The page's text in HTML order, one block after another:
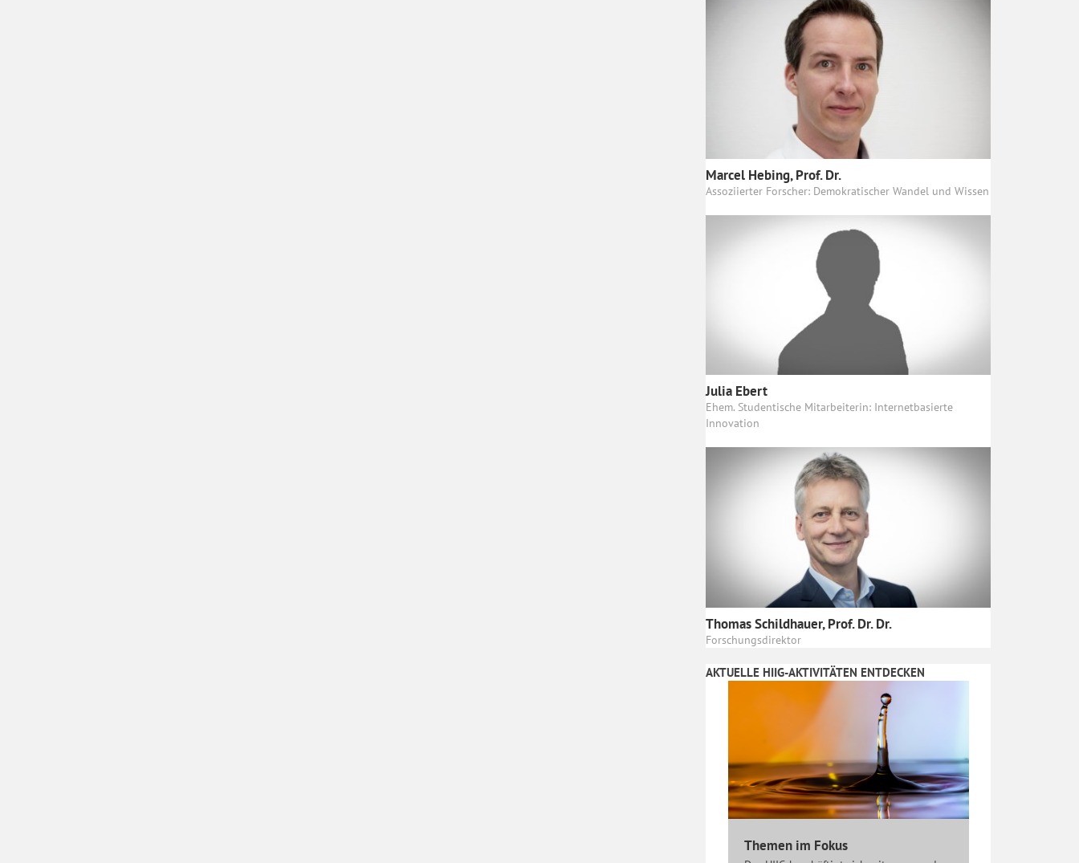
Marcel Hebing, Prof. Dr.
Assoziierter Forscher: Demokratischer Wandel und Wissen
Julia Ebert
Ehem. Studentische Mitarbeiterin: Internetbasierte
Innovation
Thomas Schildhauer, Prof. Dr. Dr.
Forschungsdirektor
AKTUELLE HIIG-AKTIVITÄTEN ENTDECKEN
Themen im Fokus